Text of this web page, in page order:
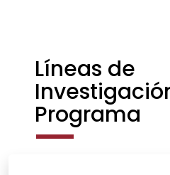
Líneas de
Programa